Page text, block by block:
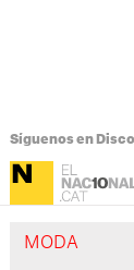
Síguenos en
MODA